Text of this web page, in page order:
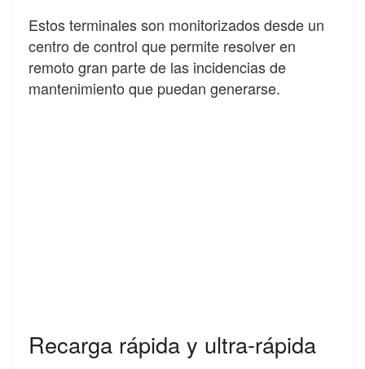
Estos terminales son monitorizados desde un
centro de control que permite resolver en
remoto gran parte de las incidencias de
mantenimiento que puedan generarse.
Recarga rápida y ultra-rápida